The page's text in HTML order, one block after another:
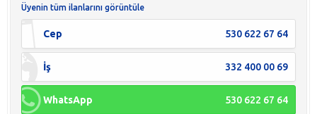
Üyenin tüm ilanlarını görüntüle
Cep 530 622 67 64
İş 332 400 00 69
WhatsApp 530 622 67 64